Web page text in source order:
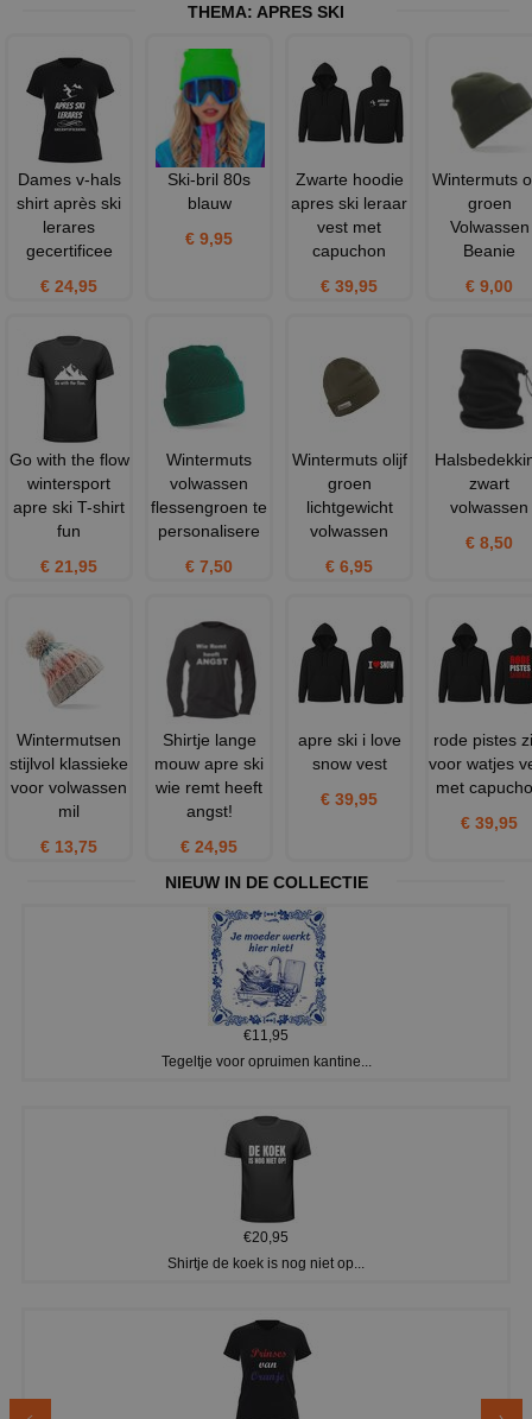
THEMA: APRES SKI
Dames v-hals
shirt après ski
lerares
gecertificee
€ 24,95
Ski-bril 80s
blauw
€ 9,95
Zwarte hoodie
apres ski leraar
vest met
capuchon
€ 39,95
Wintermuts
groen
Volwassen
Beanie
€ 9,00
Go with the flow
wintersport
apre ski T-shirt
fun
€ 21,95
Wintermuts
volwassen
flessengroen te
personalisere
€ 7,50
Wintermuts olijf
groen
lichtgewicht
volwassen
€ 6,95
zwart
volwassen
€ 8,50
Wintermutsen
stijlvol klassieke
voor volwassen
mil
€ 13,75
Shirtje lange
mouw apre ski
wie remt heeft
angst!
€ 24,95
apre ski i love
snow vest
€ 39,95
rode pistes
voor watjes
met
€ 39,95
NIEUW IN DE COLLECTIE
€11,95
Tegeltje voor opruimen kantine...
€20,95
Shirtje de koek is nog niet op...